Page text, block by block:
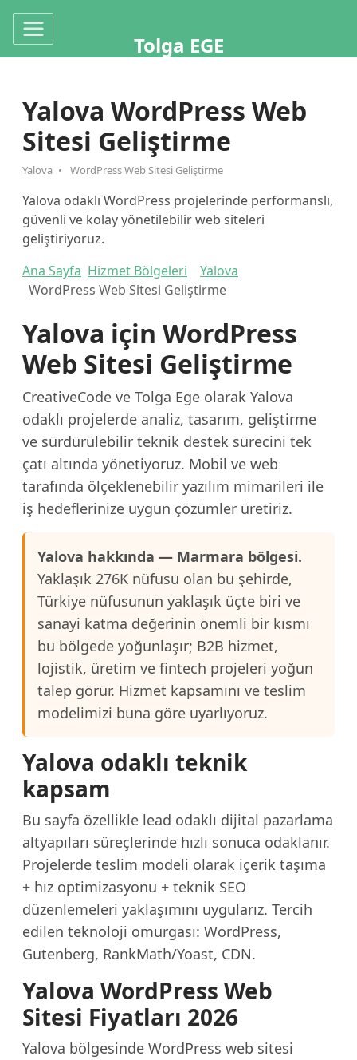
Tolga EGE
Yalova WordPress Web
Sitesi Geliştirme
Yalova WordPress Web Sitesi Geliştirme
Yalova odaklı WordPress projelerinde performanslı,
güvenli ve kolay yönetilebilir web siteleri
geliştiriyoruz.
Ana Sayfa Hizmet Bölgeleri
Yalova
WordPress Web Sitesi Geliştirme
Yalova için WordPress
Web Sitesi Geliştirme
CreativeCode ve Tolga Ege olarak Yalova
odaklı projelerde analiz, tasarım, geliştirme
ve sürdürülebilir teknik destek sürecini tek
çatı altında yönetiyoruz. Mobil ve web
tarafında ölçeklenebilir yazılım mimarileri ile
iş hedeflerinize uygun çözümler üretiriz.
Yalova hakkında — Marmara bölgesi.
Yaklaşık 276K nüfusu olan bu şehirde,
Türkiye nüfusunun yaklaşık üçte biri ve
sanayi katma değerinin önemli bir kısmı
bu bölgede yoğunlaşır; B2B hizmet,
lojistik, üretim ve fintech projeleri yoğun
talep görür. Hizmet kapsamını ve teslim
modelimizi buna göre uyarlıyoruz.
Yalova odaklı teknik
kapsam
Bu sayfa özellikle lead odaklı dijital pazarlama
altyapıları süreçlerinde hızlı sonuca odaklanır.
Projelerde teslim modeli olarak içerik taşıma
+ hız optimizasyonu + teknik SEO
düzenlemeleri yaklaşımını uygularız. Tercih
edilen teknoloji omurgası: WordPress,
Gutenberg, RankMath/Yoast, CDN.
Yalova WordPress Web
Sitesi Fiyatları 2026
Yalova bölgesinde WordPress web sitesi